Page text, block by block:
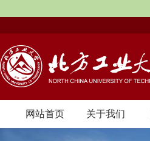
网站首页 关于我们